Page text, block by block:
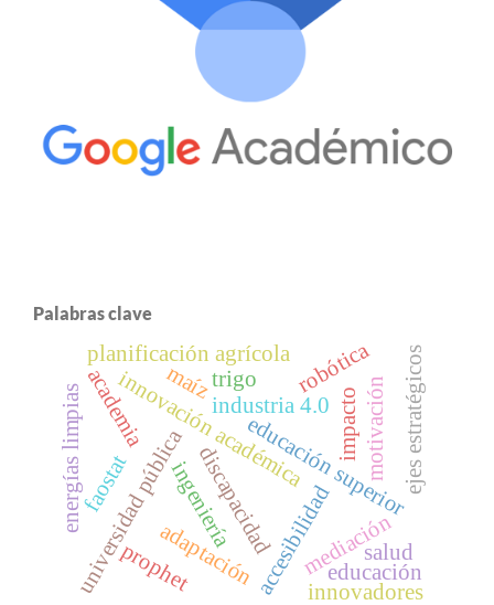
Palabras clave
innovación académica
universidad públicadiscapacidadaccesibilidad
educación superior
motivación
mediación
adaptación
ejes estratégicos
industria 4.0
ingeniería
impacto
academia
energías limpias
planificación agrícola
prophet
faostat
maíztrigo
educación
robótica
innovadores
salud